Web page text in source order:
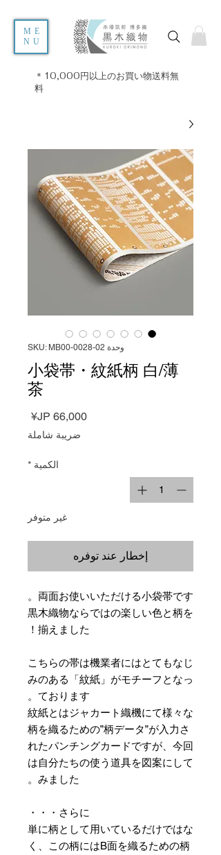
ME
NU
＊10,000円以上のお買い物送料無
料
وحدة SKU: MB00-0028-02
小袋帯・紋紙柄 白/薄
茶
السعر
ضريبة شاملة
الكمية *
غير متوفر
إخطار عند توفره
両面お使いいただける小袋帯です。
黒木織物ならではの楽しい色と柄を
揃えました！
こちらの帯は機業者にはとてもなじ
みのある「紋紙」がモチーフとなっ
ております。
紋紙とはジャカート織機にて様々な
柄を織るための”柄データ”が入力さ
れたパンチングカードですが、今回
は自分たちの使う道具を図案にして
みました。
さらに・・・
単に柄として用いているだけではな
く、この柄にはB面を織るための柄